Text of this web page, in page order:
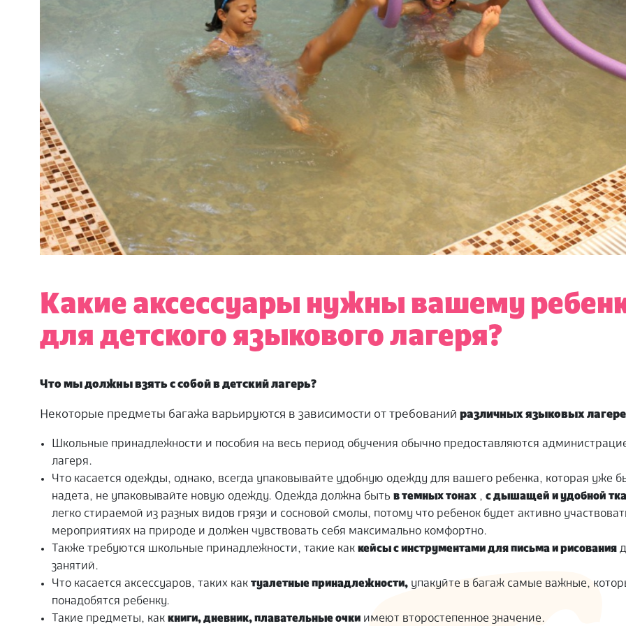
Какие аксессуары нужны вашему
для детского языкового лагеря?
Что мы должны взять с собой в детский лагерь?
Некоторые предметы багажа варьируются в зависимости от требований различных языковых
Школьные принадлежности и пособия на весь период обучения обычно предоставляются
лагеря.
Что касается одежды, однако, всегда упаковывайте удобную одежду для вашего ребенка, которая уже
надета, не упаковывайте новую одежду. Одежда должна быть в темных тонах , с дышащей и удобной
легко стираемой из разных видов грязи и сосновой смолы, потому что ребенок будет активно
мероприятиях на природе и должен чувствовать себя максимально комфортно.
Также требуются школьные принадлежности, такие как кейсы с инструментами для письма и рисования
занятий.
Что касается аксессуаров, таких кактуалетные принадлежности, упакуйте в багаж самые важные,
понадобятся ребенку.
Такие предметы, каккниги, дневник, плавательные очки имеют второстепенное значение.